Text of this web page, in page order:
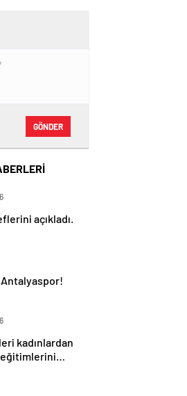
GÖNDER
açıkladı.
Antalyaspor!
kadınlardan